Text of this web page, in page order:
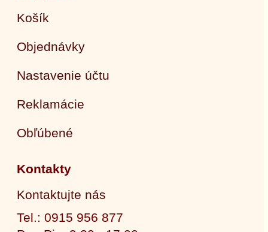
Košík
Objednávky
Nastavenie účtu
Reklamácie
Obľúbené
Kontakty
Kontaktujte nás
Tel.: 0915 956 877